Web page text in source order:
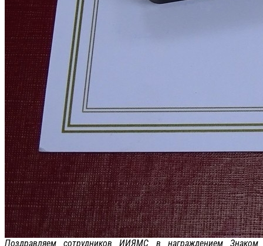
Поздравляем сотрудников ИИЯМС в награждением Знаком